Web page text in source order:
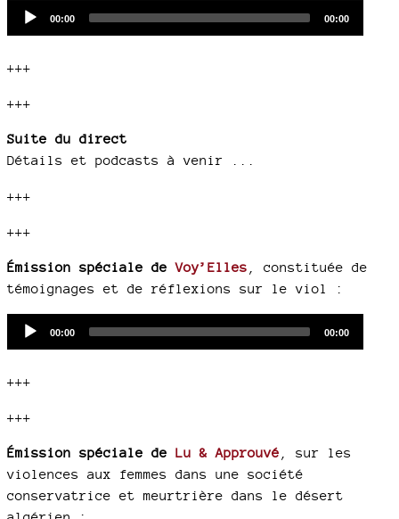
Current
00:00
Total
00:00
+++
+++
Suite du direct
Détails et podcasts à venir ...
+++
+++
Émission spéciale deVoy’Elles , constituée de
témoignages et de réflexions sur le viol :
Current
00:00
Total
00:00
+++
+++
Émission spéciale de Lu & Approuvé , sur les
violences aux femmes dans une société
conservatrice et meurtrière dans le désert